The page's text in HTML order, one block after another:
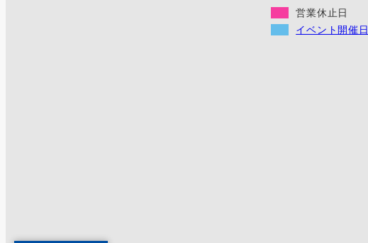
営業休止日
イベント開催日